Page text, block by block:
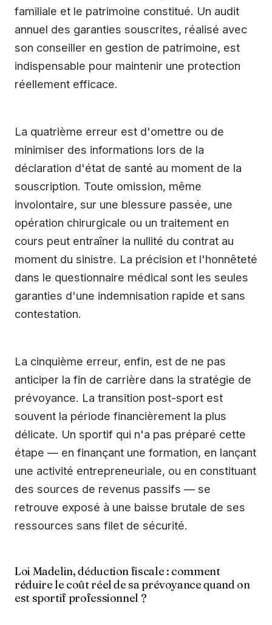
familiale et le patrimoine constitué. Un audit
annuel des garanties souscrites, réalisé avec
son conseiller en gestion de patrimoine, est
indispensable pour maintenir une protection
réellement efficace.
La quatrième erreur est d'omettre ou de
minimiser des informations lors de la
déclaration d'état de santé au moment de la
souscription. Toute omission, même
involontaire, sur une blessure passée, une
opération chirurgicale ou un traitement en
cours peut entraîner la nullité du contrat au
moment du sinistre. La précision et l'honnêteté
dans le questionnaire médical sont les seules
garanties d'une indemnisation rapide et sans
contestation.
La cinquième erreur, enfin, est de ne pas
anticiper la fin de carrière dans la stratégie de
prévoyance. La transition post-sport est
souvent la période financièrement la plus
délicate. Un sportif qui n'a pas préparé cette
étape — en finançant une formation, en lançant
une activité entrepreneuriale, ou en constituant
des sources de revenus passifs — se
retrouve exposé à une baisse brutale de ses
ressources sans filet de sécurité.
Loi Madelin, déduction fiscale : comment
réduire le coût réel de sa prévoyance quand on
est sportif professionnel ?